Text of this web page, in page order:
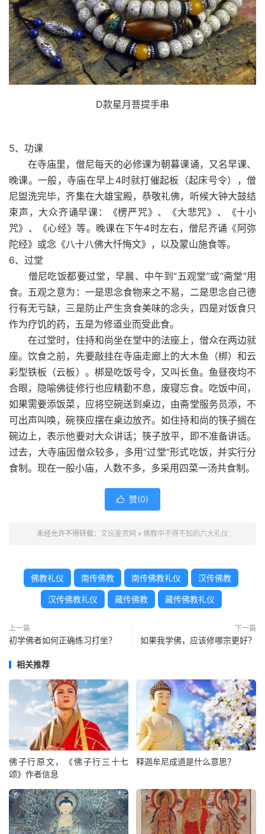
D款星月菩提手串
5、功课
在寺庙里，僧尼每天的必修课为朝暮课诵，又名早课、
晚课。一般，寺庙在早上4时就打催起板（起床号令），僧
尼盥洗完毕，齐集在大雄宝殿，恭敬礼佛，听候大钟大鼓结
束声，大众齐诵早课：《楞严咒》、《大悲咒》、《十小
咒》、《心经》等。晚课在下午4时左右，僧尼齐诵《阿弥
陀经》或念《八十八佛大忏悔文》，以及蒙山施食等。
6、过堂
僧尼吃饭都要过堂，早晨、中午到“五观堂”或“斋堂”用
食。五观之意为：一是思念食物来之不易，二是思念自己德
行有无亏缺，三是防止产生贪食美味的念头，四是对饭食只
作为疗饥的药，五是为修道业而受此食。
在过堂时，住持和尚坐在堂中的法座上，僧众在两边就
座。饮食之前，先要敲挂在寺庙走廊上的大木鱼（梆）和云
彩型铁板（云板）。梆是吃饭号令，又叫长鱼。鱼昼夜均不
合眼，隐喻佛徒修行也应精勤不息，废寝忘食。吃饭中间，
如果需要添饭菜，应将空碗送到桌边，由斋堂服务员添，不
可出声叫唤，碗筷应摆在桌边放齐。如住持和尚的筷子搁在
碗边上，表示他要对大众讲话；筷子放平，即不准备讲话。
过去，大寺庙因僧众较多，多用“过堂”形式吃饭，并实行分
食制。现在一般小庙，人数不多，多采用四菜一汤共食制。
 赞(0)
未经允许不得转载： 文玩鉴赏网 » 佛教中不得不知的六大礼仪
佛教礼仪 南传佛教 南传佛教礼仪 汉传佛教
汉传佛教礼仪 藏传佛教 藏传佛教礼仪
上一篇
初学佛者如何正确练习打坐？
下一篇
如果我学佛，应该修哪宗更好？
相关推荐
佛子行原文，《佛子行三十七
颂》作者信息
释迦牟尼成道是什么意思？